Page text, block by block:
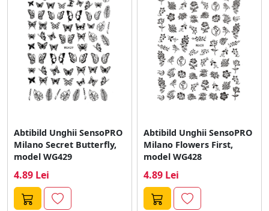
Abtibild Unghii SensoPRO
Milano Secret Butterfly,
model WG429
4.89 Lei
Abtibild Unghii SensoPRO
Milano Flowers First,
model WG428
4.89 Lei